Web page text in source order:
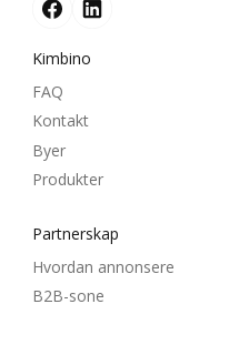
Kimbino
FAQ
Kontakt
Byer
Produkter
Partnerskap
Hvordan annonsere
B2B-sone